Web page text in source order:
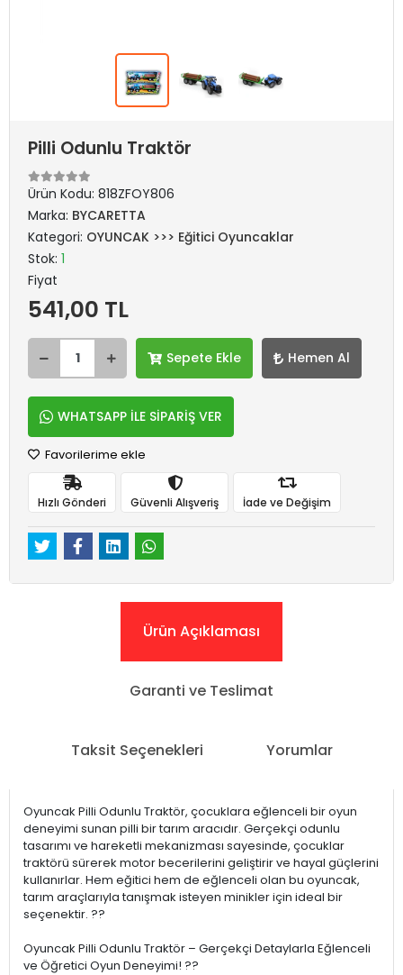
Pilli Odunlu Traktör
Ürün Kodu: 818ZFOY806
Marka: BYCARETTA
Kategori: OYUNCAK >>> Eğitici Oyuncaklar
Stok: 1
Fiyat
541,00 TL
Sepete Ekle Hemen Al
WHATSAPP İLE SİPARİŞ VER
Favorilerime ekle
Hızlı Gönderi Güvenli Alışveriş İade ve Değişim
Ürün Açıklaması
Garanti ve Teslimat
Taksit Seçenekleri Yorumlar
Oyuncak Pilli Odunlu Traktör, çocuklara eğlenceli bir oyun
deneyimi sunan pilli bir tarım aracıdır. Gerçekçi odunlu
tasarımı ve hareketli mekanizması sayesinde, çocuklar
traktörü sürerek motor becerilerini geliştirir ve hayal güçlerini
kullanırlar. Hem eğitici hem de eğlenceli olan bu oyuncak,
tarım araçlarıyla tanışmak isteyen minikler için ideal bir
seçenektir. ??
Oyuncak Pilli Odunlu Traktör – Gerçekçi Detaylarla Eğlenceli
ve Öğretici Oyun Deneyimi! ??